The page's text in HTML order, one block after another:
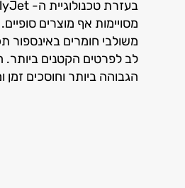
מסויימות אף מוצרים
משולבי חומרים באינספור
לב לפרטים הקטנים
הגבוהה ביותר וחוסכים